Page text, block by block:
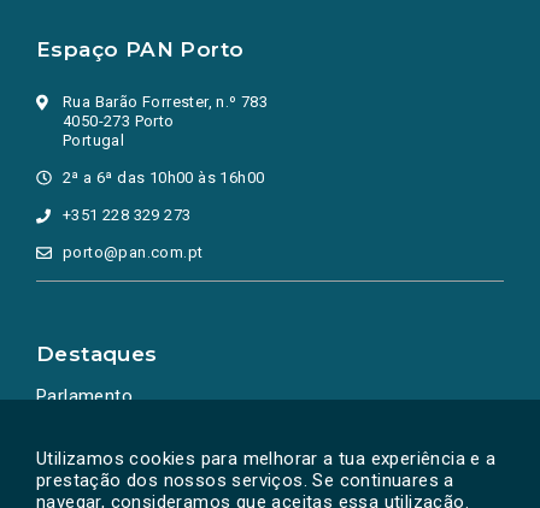
Utilizamos cookies para melhorar a tua experiência e a
prestação dos nossos serviços. Se continuares a
navegar, consideramos que aceitas essa utilização.
Espaço PAN Porto
Rua Barão Forrester, n.º 783
4050-273 Porto
Portugal
2ª a 6ª das 10h00 às 16h00
+351 228 329 273
porto@pan.com.pt
Destaques
Parlamento